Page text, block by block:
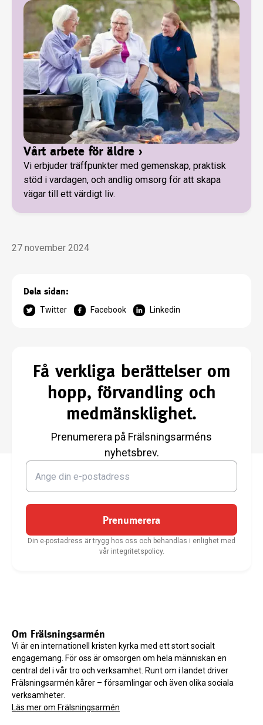
Vårt arbete för äldre ›
Vi erbjuder träffpunkter med gemenskap, praktisk
stöd i vardagen, och andlig omsorg för att skapa
vägar till ett värdigt liv.
27 november 2024
Dela sidan:
Twitter Facebook Linkedin
Få verkliga berättelser om
hopp, förvandling och
medmänsklighet.
Prenumerera på Frälsningsarméns
nyhetsbrev.
Prenumerera
Din e-postadress är trygg hos oss och behandlas i enlighet med
vår integritetspolicy.
Om Frälsningsarmén
Vi är en internationell kristen kyrka med ett stort socialt
engagemang. För oss är omsorgen om hela människan en
central del i vår tro och verksamhet. Runt om i landet driver
Frälsningsarmén kårer – församlingar och även olika sociala
verksamheter.
Läs mer om Frälsningsarmén